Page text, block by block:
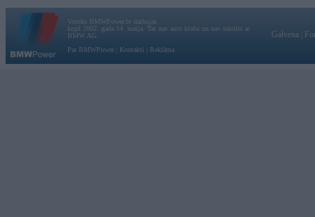
Vortāls BMWPower.lv darbojas
kopš 2002. gada 14. maija. Tas nav auto klubs un nav saistīts ar
BMW AG.
Par BMWPower
Kontakti Reklāma
Galvena